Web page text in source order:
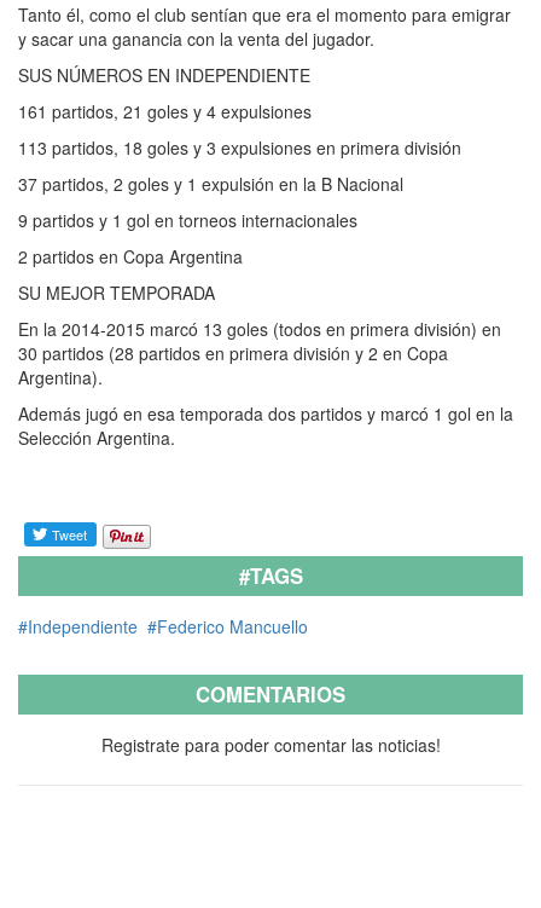
Tanto él, como el club sentían que era el momento para emigrar
y sacar una ganancia con la venta del jugador.
SUS NÚMEROS EN INDEPENDIENTE
161 partidos, 21 goles y 4 expulsiones
113 partidos, 18 goles y 3 expulsiones en primera división
37 partidos, 2 goles y 1 expulsión en la B Nacional
9 partidos y 1 gol en torneos internacionales
2 partidos en Copa Argentina
SU MEJOR TEMPORADA
En la 2014-2015 marcó 13 goles (todos en primera división) en
30 partidos (28 partidos en primera división y 2 en Copa
Argentina).
Además jugó en esa temporada dos partidos y marcó 1 gol en la
Selección Argentina.
#TAGS
#Independiente #Federico Mancuello
COMENTARIOS
Registrate para poder comentar las noticias!